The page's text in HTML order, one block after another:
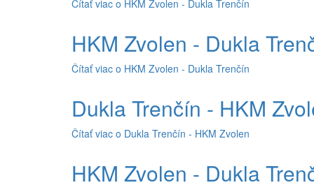
Čítať viac o HKM Zvolen - Dukla Trenčín
HKM Zvolen - Dukla
Čítať viac o HKM Zvolen - Dukla Trenčín
Dukla Trenčín - HKM
Čítať viac o Dukla Trenčín - HKM Zvolen
HKM Zvolen - Dukla